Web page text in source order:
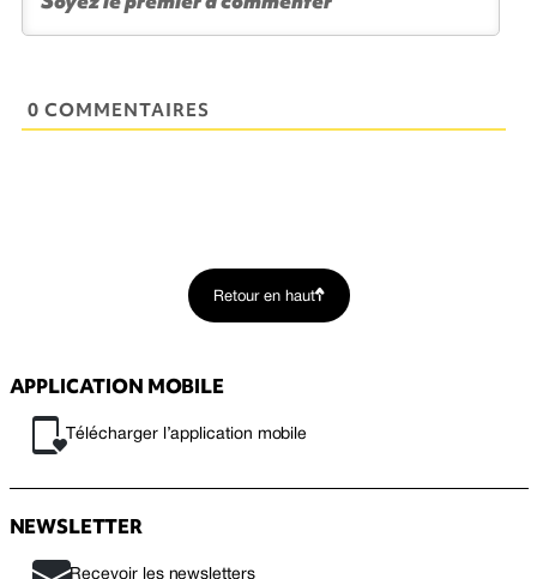
0 COMMENTAIRES
Retour en haut
APPLICATION MOBILE
Télécharger l’application mobile
NEWSLETTER
Recevoir les newsletters